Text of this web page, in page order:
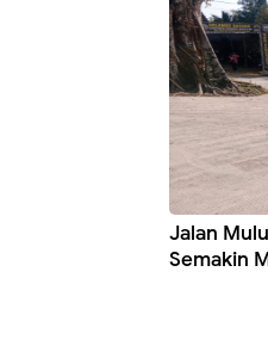
Jalan
Semakin